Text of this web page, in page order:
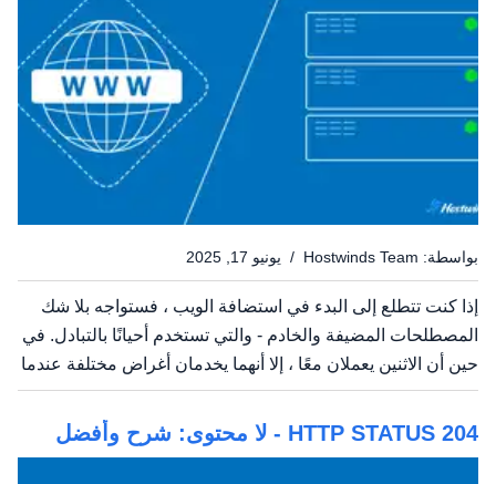
بواسطة: Hostwinds Team / يونيو 17, 2025
إذا كنت تتطلع إلى البدء في استضافة الويب ، فستواجه بلا شك
المصطلحات المضيفة والخادم - والتي تستخدم أحيانًا بالتبادل. في
حين أن الاثنين يعملان معًا ، إلا أنهما يخدمان أغراض مختلفة عندما
يتعلق الأمر بتوصيل المواقع والتطبيقات عبر الإنترنت.يتولى المرء
البنية التحتية ، بينما يقوم...
HTTP STATUS 204 - لا محتوى: شرح وأفضل
الممارسات